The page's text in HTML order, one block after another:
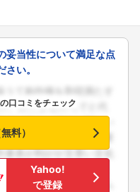
妥当性について満足な点
い。
口コミをチェック
料）
Yahoo!
で登録